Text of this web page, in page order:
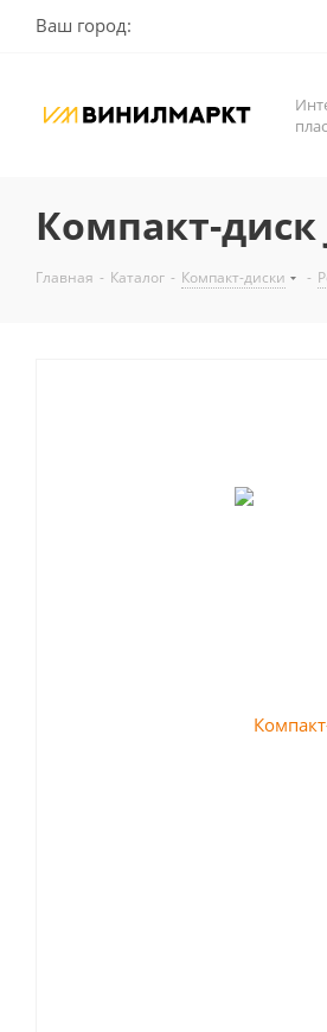
Ваш город:
Компакт-диск
Главная - Каталог - Компакт-диски -